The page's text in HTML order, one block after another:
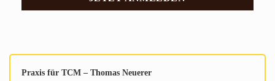
Praxis für TCM – Thomas Neuerer